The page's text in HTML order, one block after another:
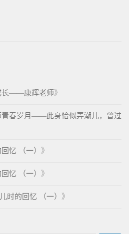
长——康辉老师》
青春岁月——此身恰似弄潮儿，曾过
忆 （一） 》
忆 （一） 》
儿时的回忆 （一） 》